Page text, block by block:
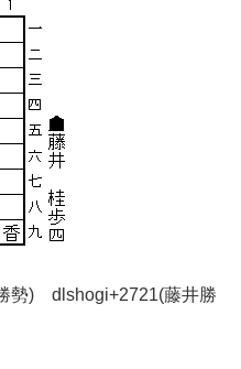
勢) dlshogi+2721(藤井勝